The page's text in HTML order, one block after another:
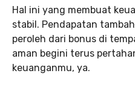
Hal ini yang membuat
stabil. Pendapatan
peroleh dari bonus di
aman begini terus
keuanganmu, ya.